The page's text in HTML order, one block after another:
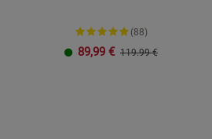
(88)
89,99 € 119.99 €